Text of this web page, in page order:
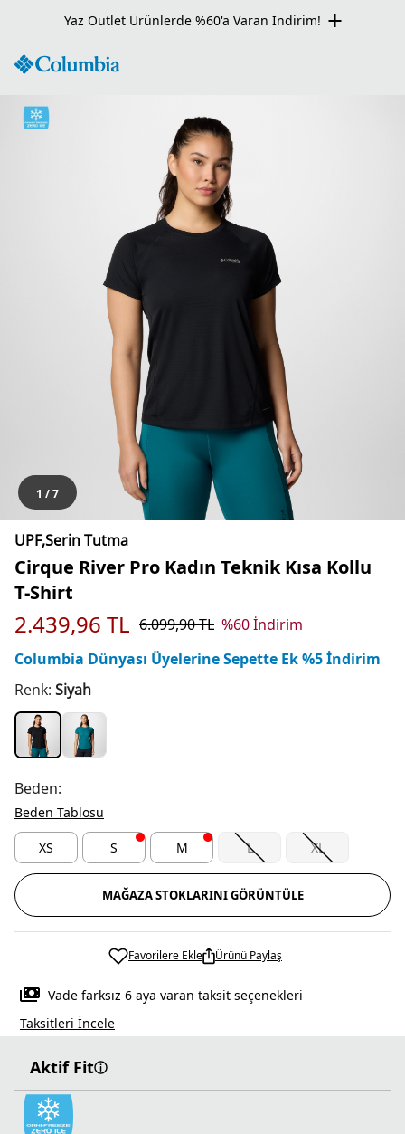
Yaz Outlet Ürünlerde %60'a Varan İndirim!
1 /7
UPF,Serin Tutma
Cirque River Pro Kadın Teknik Kısa Kollu
T-Shirt
2.439,96 TL 6.099,90TL %60İndirim
Columbia Dünyası Üyelerine Sepette Ek %5 İndirim
Renk: Siyah
Beden:
Beden Tablosu
XS S M L XL
MAĞAZA STOKLARINI GÖRÜNTÜLE
Favorilere Ekle Ürünü Paylaş
Vade farksız 6 aya varan taksit seçenekleri
Taksitleri İncele
Aktif Fit